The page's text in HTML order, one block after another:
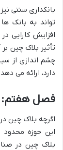
بانکداری سنتی
تواند به بانک
افزایش کارایی
تأثیر بلاک چین
چشم اندازی از
دارد، ارائه می
فصل هفتم:
اگرچه بلاک چین
این حوزه محدود
بلاک چین در